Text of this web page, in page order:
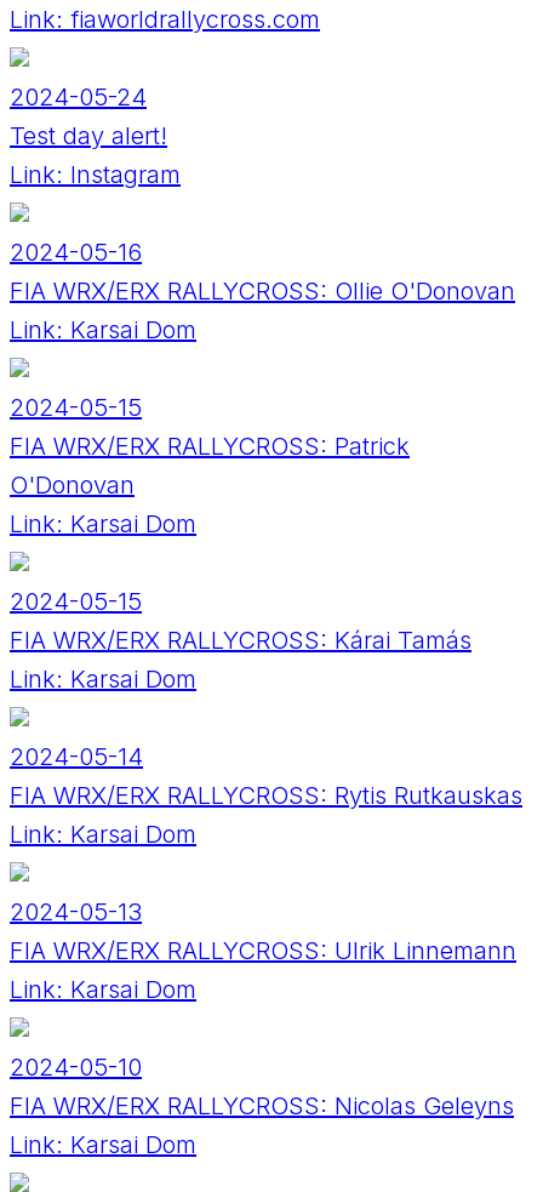
Link: fiaworldrallycross.com
2024-05-24
Test day alert!
Link: Instagram
2024-05-16
FIA WRX/ERX RALLYCROSS: Ollie O'Donovan
Link: Karsai Dom
2024-05-15
FIA WRX/ERX RALLYCROSS: Patrick
O'Donovan
Link: Karsai Dom
2024-05-15
FIA WRX/ERX RALLYCROSS: Kárai Tamás
Link: Karsai Dom
2024-05-14
FIA WRX/ERX RALLYCROSS: Rytis Rutkauskas
Link: Karsai Dom
2024-05-13
FIA WRX/ERX RALLYCROSS: Ulrik Linnemann
Link: Karsai Dom
2024-05-10
FIA WRX/ERX RALLYCROSS: Nicolas Geleyns
Link: Karsai Dom